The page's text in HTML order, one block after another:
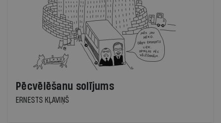
Pēcvēlēšanu solījums
ERNESTS KĻAVIŅŠ